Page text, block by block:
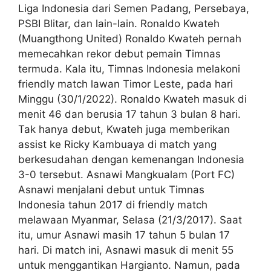
Liga Indonesia dari Semen Padang, Persebaya,
PSBI Blitar, dan lain-lain. Ronaldo Kwateh
(Muangthong United) Ronaldo Kwateh pernah
memecahkan rekor debut pemain Timnas
termuda. Kala itu, Timnas Indonesia melakoni
friendly match lawan Timor Leste, pada hari
Minggu (30/1/2022). Ronaldo Kwateh masuk di
menit 46 dan berusia 17 tahun 3 bulan 8 hari.
Tak hanya debut, Kwateh juga memberikan
assist ke Ricky Kambuaya di match yang
berkesudahan dengan kemenangan Indonesia
3-0 tersebut. Asnawi Mangkualam (Port FC)
Asnawi menjalani debut untuk Timnas
Indonesia tahun 2017 di friendly match
melawaan Myanmar, Selasa (21/3/2017). Saat
itu, umur Asnawi masih 17 tahun 5 bulan 17
hari. Di match ini, Asnawi masuk di menit 55
untuk menggantikan Hargianto. Namun, pada